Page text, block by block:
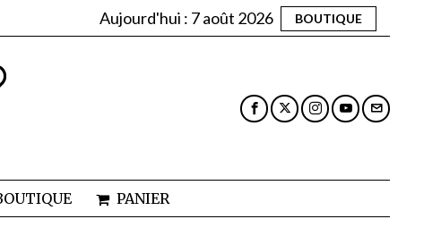
Aujourd'hui : 7 août 2026 BOUTIQUE
PANIER